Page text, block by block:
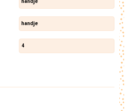
handje
4